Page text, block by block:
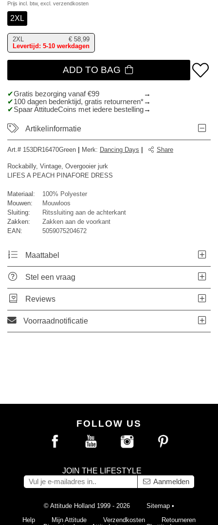
Prijs incl. btw, excl. verzendkosten
2XL
2XL € 58,99
Levertijd: 5-10 werkdagen
ADD TO BAG
Gratis bezorging vanaf €99
100 dagen bedenktijd, gratis retourneren*
Spaar AttitudeCoins met iedere bestelling
Artikelinformatie
Art.# 153DR16470Green Merk: Dancing Days Share
Rockabilly, Vintage, Overgooier jurk
LIFES A PEACH PINAFORE DRESS
Materiaal:
100% Polyester
Mouwen:
Mouwloos
Sluiting:
Ritssluiting aan de achterkant
Zakken:
Zakken aan de voorkant
EAN:
5059075204672
Maattabel
Stel een vraag
Reviews
Voorraadnotificatie
FOLLOW US
JOIN THE LIFESTYLE
Aanmelden
© Attitude Holland 1999 - 2026 Sitemap •
Help
Mijn Attitude Verzendkosten
Retourneren